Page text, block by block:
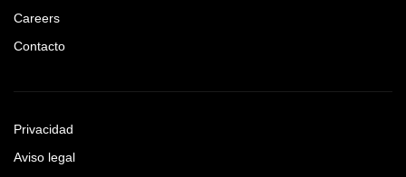
Careers
Contacto
Privacidad
Aviso legal